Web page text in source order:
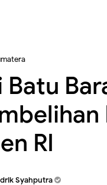
RI
Syahputra